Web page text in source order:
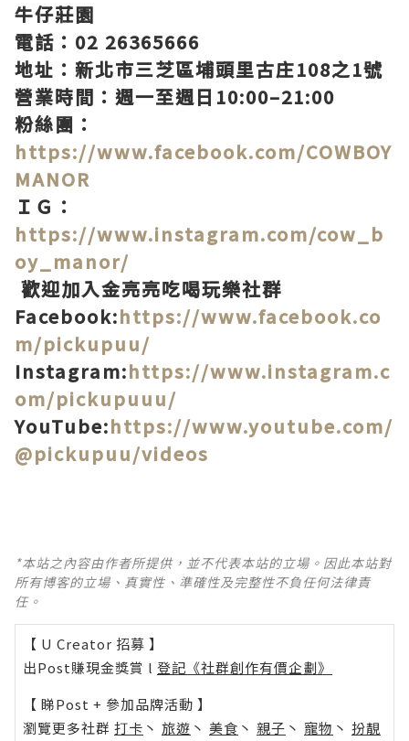
牛仔莊園
電話：02 26365666
地址：新北市三芝區埔頭里古庄108之1號
營業時間：週一至週日10:00–21:00
粉絲團：
https://www.facebook.com/COWBOY
MANOR
ＩＧ：
https://www.instagram.com/cow_b
oy_manor/
歡迎加入金亮亮吃喝玩樂社群
Facebook:https://www.facebook.co
m/pickupuu/
Instagram:https://www.instagram.c
om/pickupuuu/
YouTube:https://www.youtube.com/
@pickupuu/videos
*本站之內容由作者所提供，並不代表本站的立場。因此本站對
所有博客的立場、真實性、準確性及完整性不負任何法律責
任。
【 U Creator 招募 】
出Post賺現金獎賞 l 登記《社群創作有價企劃》
【 睇Post + 參加品牌活動 】
瀏覽更多社群 打卡 丶 旅遊 丶 美食 丶 親子 丶 寵物 丶 扮靚